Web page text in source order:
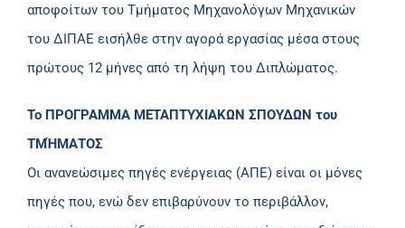
αποφοίτων του Τμήματος Μηχανολόγων Μηχανικών
του ΔΙΠΑΕ εισήλθε στην αγορά εργασίας μέσα στους
πρώτους 12 μήνες από τη λήψη του Διπλώματος.
Το ΠΡΟΓΡΑΜΜΑ ΜΕΤΑΠΤΥΧΙΑΚΩΝ ΣΠΟΥΔΩΝ του
ΤΜΉΜΑΤΟΣ
Οι ανανεώσιμες πηγές ενέργειας (ΑΠΕ) είναι οι μόνες
πηγές που, ενώ δεν επιβαρύνουν το περιβάλλον,